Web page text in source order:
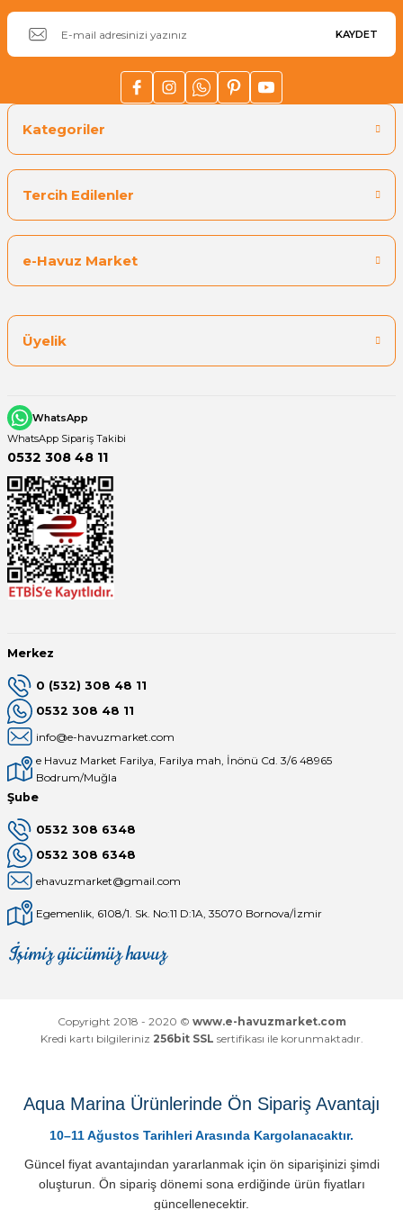
etkili
olarakta inanılmaz etkili öneririm
Yorum Yaz
KAYDET
Kategoriler
Tercih Edilenler
e-Havuz Market
Üyelik
WhatsApp
WhatsApp Sipariş Takibi
0532 308 48 11
Merkez
0 (532) 308 48 11
0532 308 48 11
info@e-havuzmarket.com
e Havuz Market Farilya, Farilya mah, İnönü Cd. 3/6 48965
Bodrum/Muğla
Şube
0532 308 6348
0532 308 6348
ehavuzmarket@gmail.com
Egemenlik, 6108/1. Sk. No:11 D:1A, 35070 Bornova/İzmir
İşimiz gücümüz havuz
Mağaza
Depomuz
Copyright 2018 - 2020 © www.e-havuzmarket.com
Kredi kartı bilgileriniz 256bit SSL sertifikası ile korunmaktadır.
Aqua Marina Ürünlerinde Ön Sipariş Avantajı
10–11 Ağustos Tarihleri Arasında Kargolanacaktır.
Güncel fiyat avantajından yararlanmak için ön siparişinizi şimdi
oluşturun. Ön sipariş dönemi sona erdiğinde ürün fiyatları
güncellenecektir.